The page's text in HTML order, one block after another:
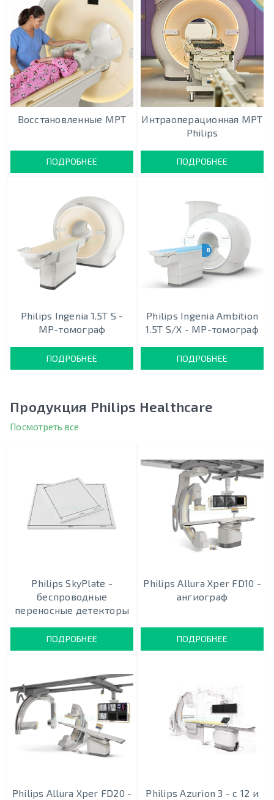
Восстановленные МРТ
ПОДРОБНЕЕ
Интраоперационная МРТ
Philips
ПОДРОБНЕЕ
Philips Ingenia 1.5T S -
МР-томограф
ПОДРОБНЕЕ
В ПРОЦЕССЕ
Philips Ingenia Ambition
1.5T S/X - МР-томограф
ПОДРОБНЕЕ
Продукция Philips Healthcare
Посмотреть все
Philips SkyPlate -
беспроводные
переносные детекторы
ПОДРОБНЕЕ
Philips Allura Xper FD10 -
ангиограф
ПОДРОБНЕЕ
Philips Allura Xper FD20 -
Philips Azurion 3 - c 12 и